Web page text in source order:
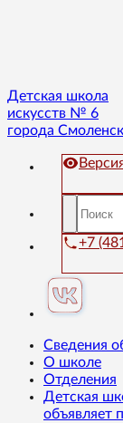
Детская школа
искусств № 6
города
+7
Сведения
О школе
Отделения
Детская
объявляет